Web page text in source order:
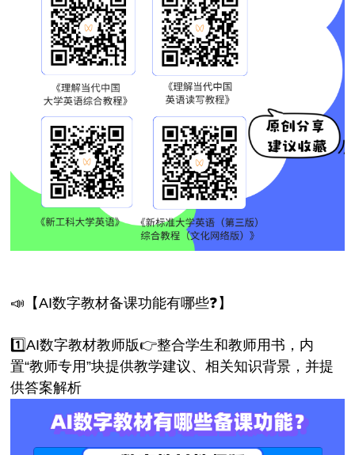
📣【AI数字教材备课功能有哪些❓】
1️⃣AI数字教材教师版👉整合学生和教师用书，内
置“教师专用”块提供教学建议、相关知识背景，并提
供答案解析